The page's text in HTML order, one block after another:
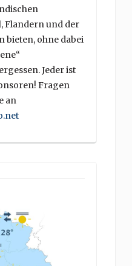
Flandern und der
bieten, ohne dabei
Jeder ist
Fragen
an